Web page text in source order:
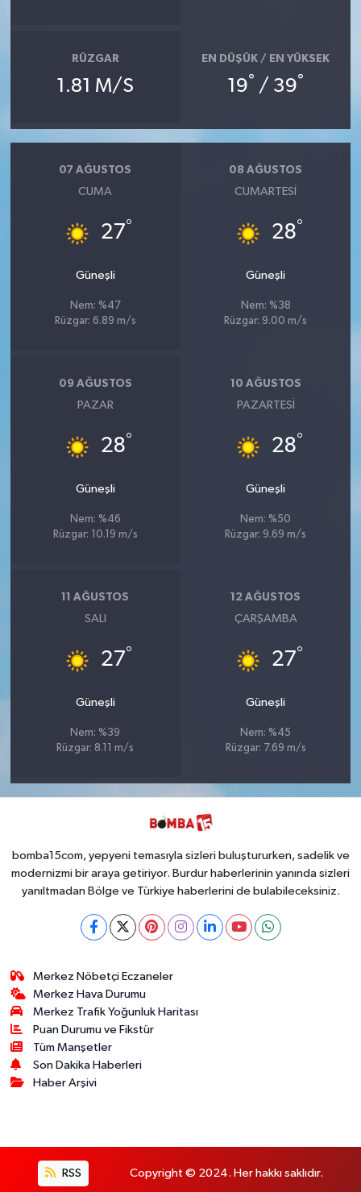
RÜZGAR
1.81 M/S
EN DÜŞÜK / EN YÜKSEK
19° / 39°
07 AĞUSTOS
CUMA
27°
Güneşli
Nem: %47
Rüzgar: 6.89 m/s
08 AĞUSTOS
CUMARTESI
28°
Güneşli
Nem: %38
Rüzgar: 9.00 m/s
09 AĞUSTOS
PAZAR
28°
Güneşli
Nem: %46
Rüzgar: 10.19 m/s
10 AĞUSTOS
PAZARTESI
28°
Güneşli
Nem: %50
Rüzgar: 9.69 m/s
11 AĞUSTOS
SALI
27°
Güneşli
Nem: %39
Rüzgar: 8.11 m/s
12 AĞUSTOS
ÇARŞAMBA
27°
Güneşli
Nem: %45
Rüzgar: 7.69 m/s
bomba15com, yepyeni temasıyla sizleri buluştururken, sadelik ve
modernizmi bir araya getiriyor. Burdur haberlerinin yanında sizleri
yanıltmadan Bölge ve Türkiye haberlerini de bulabileceksiniz.
Merkez Nöbetçi Eczaneler
Merkez Hava Durumu
Merkez Trafik Yoğunluk Haritası
Puan Durumu ve Fikstür
Tüm Manşetler
Son Dakika Haberleri
Haber Arşivi
RSS Copyright © 2024. Her hakkı saklıdır.